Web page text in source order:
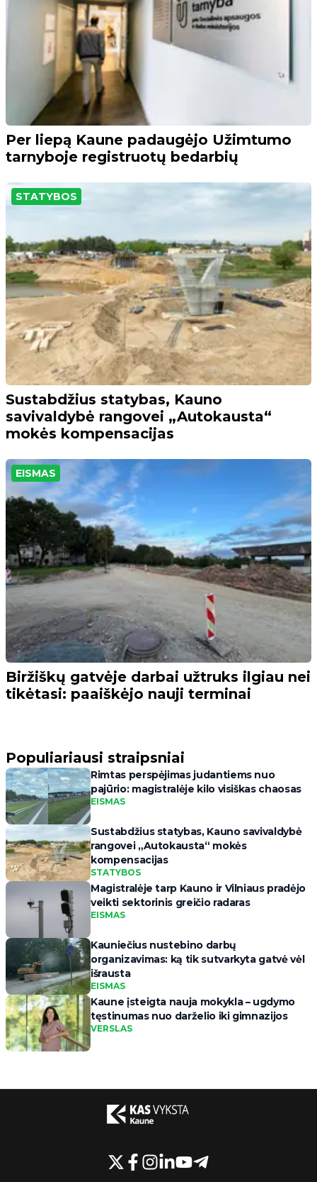
Per liepą Kaune padaugėjo Užimtumo
tarnyboje registruotų bedarbių
STATYBOS
Sustabdžius statybas, Kauno
savivaldybė rangovei „Autokausta“
mokės kompensacijas
EISMAS
Biržiškų gatvėje darbai užtruks ilgiau nei
tikėtasi: paaiškėjo nauji terminai
Populiariausi straipsniai
Rimtas perspėjimas judantiems nuo
pajūrio: magistralėje kilo visiškas chaosas
EISMAS
Sustabdžius statybas, Kauno savivaldybė
rangovei „Autokausta“ mokės
kompensacijas
STATYBOS
Magistralėje tarp Kauno ir Vilniaus pradėjo
veikti sektorinis greičio radaras
EISMAS
Kauniečius nustebino darbų
organizavimas: ką tik sutvarkyta gatvė vėl
išrausta
EISMAS
Kaune įsteigta nauja mokykla – ugdymo
tęstinumas nuo darželio iki gimnazijos
VERSLAS